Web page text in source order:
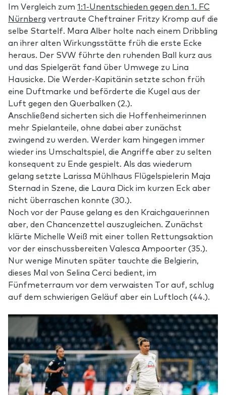
Im Vergleich zum 1:1-Unentschieden gegen den 1. FC
Nürnberg vertraute Cheftrainer Fritzy Kromp auf die
selbe Startelf. Mara Alber holte nach einem Dribbling
an ihrer alten Wirkungsstätte früh die erste Ecke
heraus. Der SVW führte den ruhenden Ball kurz aus
und das Spielgerät fand über Umwege zu Lina
Hausicke. Die Werder-Kapitänin setzte schon früh
eine Duftmarke und beförderte die Kugel aus der
Luft gegen den Querbalken (2.).
Anschließend sicherten sich die Hoffenheimerinnen
mehr Spielanteile, ohne dabei aber zunächst
zwingend zu werden. Werder kam hingegen immer
wieder ins Umschaltspiel, die Angriffe aber zu selten
konsequent zu Ende gespielt. Als das wiederum
gelang setzte Larissa Mühlhaus Flügelspielerin Maja
Sternad in Szene, die Laura Dick im kurzen Eck aber
nicht überraschen konnte (30.).
Noch vor der Pause gelang es den Kraichgauerinnen
aber, den Chancenzettel auszugleichen. Zunächst
klärte Michelle Weiß mit einer tollen Rettungsaktion
vor der einschussbereiten Valesca Ampoorter (35.).
Nur wenige Minuten später tauchte die Belgierin,
dieses Mal von Selina Cerci bedient, im
Fünfmeterraum vor dem verwaisten Tor auf, schlug
auf dem schwierigen Geläuf aber ein Luftloch (44.).